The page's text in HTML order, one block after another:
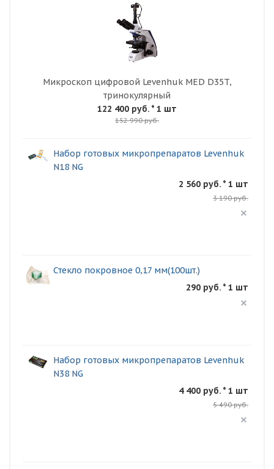
Микроскоп цифровой Levenhuk MED D35T,
тринокулярный
122 400 руб. * 1 шт
152 990 руб.
Набор готовых микропрепаратов Levenhuk
N18 NG
2 560 руб. * 1 шт
3 190 руб.
Стекло покровное 0,17 мм(100шт.)
290 руб. * 1 шт
Набор готовых микропрепаратов Levenhuk
N38 NG
4 400 руб. * 1 шт
5 490 руб.